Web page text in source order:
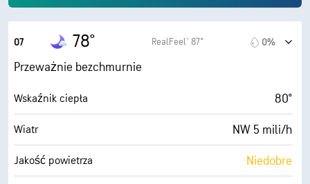
07 78° RealFeel® 87° 0%
Przeważnie bezchmurnie
Wskaźnik ciepła 80°
Wiatr NW 5 mili/h
Jakość powietrza Niedobre